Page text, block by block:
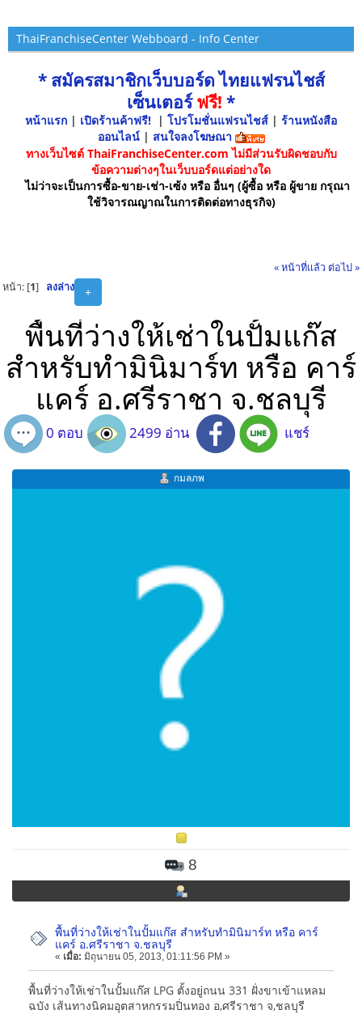
ThaiFranchiseCenter Webboard - Info Center
* สมัครสมาชิกเว็บบอร์ด ไทยแฟรนไชส์
เซ็นเตอร์ฟรี! *
หน้าแรก | เปิดร้านค้าฟรี! | โปรโมชั่นแฟรนไชส์ | ร้านหนังสือ
ออนไลน์ | สนใจลงโฆษณา
ทางเว็บไซต์ ThaiFranchiseCenter.com ไม่มีส่วนรับผิดชอบกับ
ข้อความต่างๆในเว็บบอร์ดแต่อย่างใด
ไม่ว่าจะเป็นการซื้อ-ขาย-เช่า-เซ้ง หรือ อื่นๆ (ผู้ซื้อ หรือ ผู้ขาย กรุณา
ใช้วิจารณญาณในการติดต่อทางธุรกิจ)
« หน้าที่แล้ว ต่อไป »
+
หน้า: [1] ลงล่าง
พื้นที่ว่างให้เช่าในปั้มแก๊ส
สำหรับทำมินิมาร์ท หรือ คาร์
แคร์ อ.ศรีราชา จ.ชลบุรี
0 ตอบ 2499 อ่าน แชร์
กมลภพ
8
พื้นที่ว่างให้เช่าในปั้มแก๊ส สำหรับทำมินิมาร์ท หรือ คาร์
แคร์ อ.ศรีราชา จ.ชลบุรี
« เมื่อ: มิถุนายน 05, 2013, 01:11:56 PM »
พื้นที่ว่างให้เช่าในปั้มแก๊ส LPG ตั้งอยู่ถนน 331 ฝั่งขาเข้าแหลม
ฉบัง เส้นทางนิคมอุตสาหกรรมปิ่นทอง อ,ศรีราชา จ,ชลบุรี